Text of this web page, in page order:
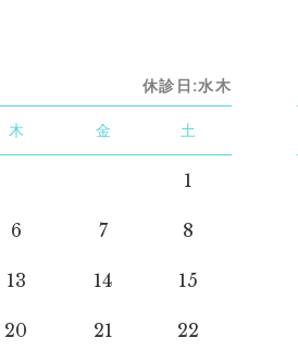
休診日:水木
木 金 土
1
6 7 8
13 14 15
20 21 22